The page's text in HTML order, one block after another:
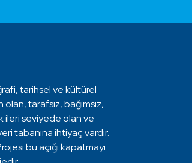
tarihsel ve kültürel
tarafsız, bağımsız,
ileri seviyede olan ve
tabanına ihtiyaç vardır.
bu açığı kapatmayı